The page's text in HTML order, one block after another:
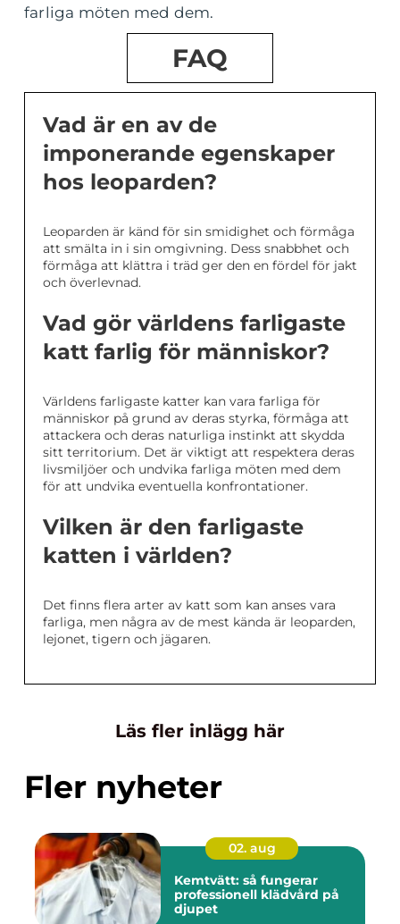
farliga möten med dem.
FAQ
Vad är en av de
imponerande egenskaper
hos leoparden?
Leoparden är känd för sin smidighet och förmåga
att smälta in i sin omgivning. Dess snabbhet och
förmåga att klättra i träd ger den en fördel för jakt
och överlevnad.
Vad gör världens farligaste
katt farlig för människor?
Världens farligaste katter kan vara farliga för
människor på grund av deras styrka, förmåga att
attackera och deras naturliga instinkt att skydda
sitt territorium. Det är viktigt att respektera deras
livsmiljöer och undvika farliga möten med dem
för att undvika eventuella konfrontationer.
Vilken är den farligaste
katten i världen?
Det finns flera arter av katt som kan anses vara
farliga, men några av de mest kända är leoparden,
lejonet, tigern och jägaren.
Läs fler inlägg här
Fler nyheter
02. aug
Kemtvätt: så fungerar
professionell klädvård på
djupet